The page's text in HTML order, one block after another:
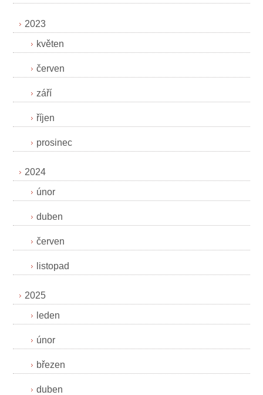
2023
květen
červen
září
říjen
prosinec
2024
únor
duben
červen
listopad
2025
leden
únor
březen
duben